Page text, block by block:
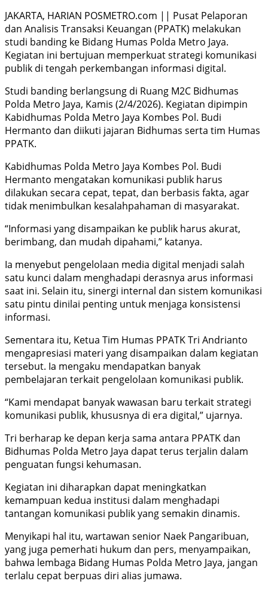
JAKARTA, HARIAN POSMETRO.com || Pusat Pelaporan
dan Analisis Transaksi Keuangan (PPATK) melakukan
studi banding ke Bidang Humas Polda Metro Jaya.
Kegiatan ini bertujuan memperkuat strategi komunikasi
publik di tengah perkembangan informasi digital.
Studi banding berlangsung di Ruang M2C Bidhumas
Polda Metro Jaya, Kamis (2/4/2026). Kegiatan dipimpin
Kabidhumas Polda Metro Jaya Kombes Pol. Budi
Hermanto dan diikuti jajaran Bidhumas serta tim Humas
PPATK.
Kabidhumas Polda Metro Jaya Kombes Pol. Budi
Hermanto mengatakan komunikasi publik harus
dilakukan secara cepat, tepat, dan berbasis fakta, agar
tidak menimbulkan kesalahpahaman di masyarakat.
“Informasi yang disampaikan ke publik harus akurat,
berimbang, dan mudah dipahami,” katanya.
Ia menyebut pengelolaan media digital menjadi salah
satu kunci dalam menghadapi derasnya arus informasi
saat ini. Selain itu, sinergi internal dan sistem komunikasi
satu pintu dinilai penting untuk menjaga konsistensi
informasi.
Sementara itu, Ketua Tim Humas PPATK Tri Andrianto
mengapresiasi materi yang disampaikan dalam kegiatan
tersebut. Ia mengaku mendapatkan banyak
pembelajaran terkait pengelolaan komunikasi publik.
“Kami mendapat banyak wawasan baru terkait strategi
komunikasi publik, khususnya di era digital,” ujarnya.
Tri berharap ke depan kerja sama antara PPATK dan
Bidhumas Polda Metro Jaya dapat terus terjalin dalam
penguatan fungsi kehumasan.
Kegiatan ini diharapkan dapat meningkatkan
kemampuan kedua institusi dalam menghadapi
tantangan komunikasi publik yang semakin dinamis.
Menyikapi hal itu, wartawan senior Naek Pangaribuan,
yang juga pemerhati hukum dan pers, menyampaikan,
bahwa lembaga Bidang Humas Polda Metro Jaya, jangan
terlalu cepat berpuas diri alias jumawa.